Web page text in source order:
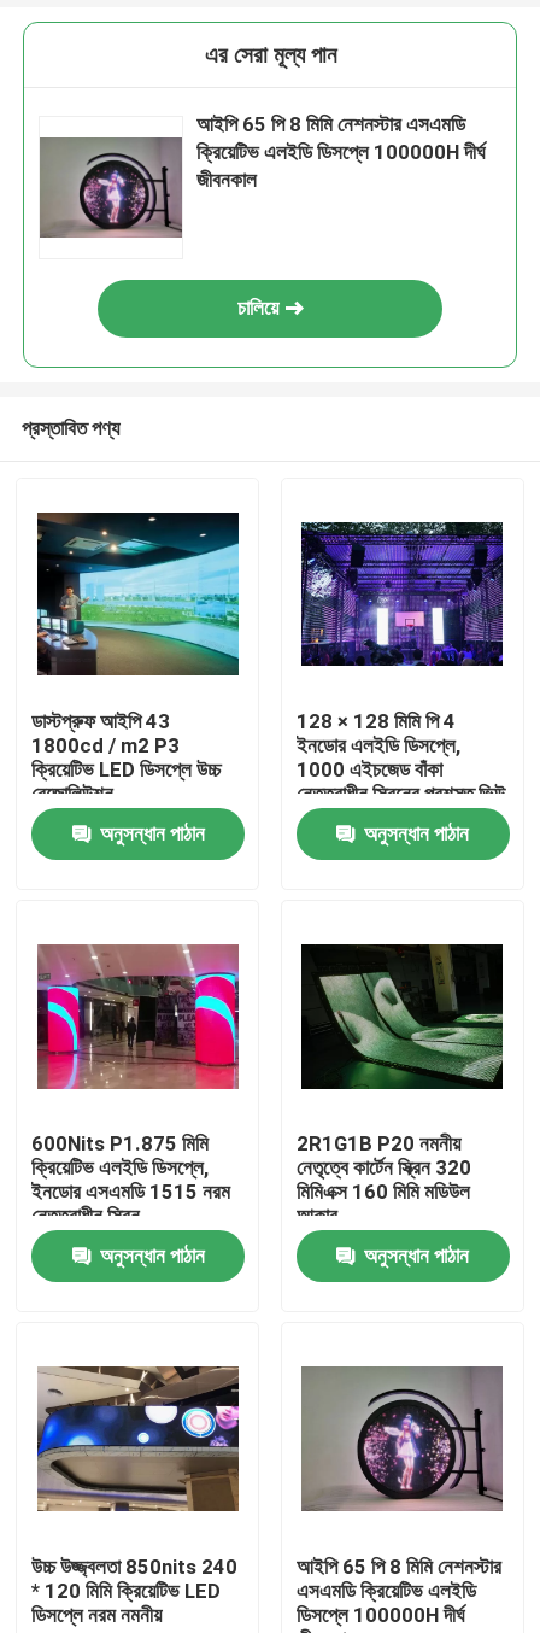
পণ্য
আমাদের সম্পর্কে
কারখানা ভ্রমণ
মান নিয়ন্ত্রণ
খবর
কেস
আউটডোর ভাড়া LED ডিসপ্লে
এর সেরা মূল্য পান
আইপি 65 পি 8 মিমি নেশনস্টার এসএমডি
ক্রিয়েটিভ এলইডি ডিসপ্লে 100000H দীর্ঘ
জীবনকাল
চালিয়ে
প্রস্তাবিত পণ্য
ডাস্টপ্রুফ আইপি 43
1800cd / m2 P3
ক্রিয়েটিভ LED ডিসপ্লে উচ্চ
রেজোলিউশন
অনুসন্ধান পাঠান
128 × 128 মিমি পি 4
ইনডোর এলইডি ডিসপ্লে,
1000 এইচজেড বাঁকা
নেতৃত্বাধীন স্ক্রিনের প্রশস্ত ভিউ
এঙ্গেল
অনুসন্ধান পাঠান
600Nits P1.875 মিমি
ক্রিয়েটিভ এলইডি ডিসপ্লে,
ইনডোর এসএমডি 1515 নরম
নেতৃত্বাধীন স্ক্রিন
অনুসন্ধান পাঠান
2R1G1B P20 নমনীয়
নেতৃত্বে কার্টেন স্ক্রিন 320
মিমিএক্স 160 মিমি মডিউল
আকার
অনুসন্ধান পাঠান
উচ্চ উজ্জ্বলতা 850nits 240
* 120 মিমি ক্রিয়েটিভ LED
ডিসপ্লে নরম নমনীয়
আইপি 65 পি 8 মিমি নেশনস্টার
এসএমডি ক্রিয়েটিভ এলইডি
ডিসপ্লে 100000H দীর্ঘ